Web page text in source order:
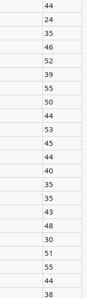
44
24
35
46
52
39
55
50
44
53
45
44
40
35
35
43
48
30
51
55
44
38